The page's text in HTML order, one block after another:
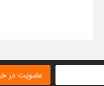
عضویت در